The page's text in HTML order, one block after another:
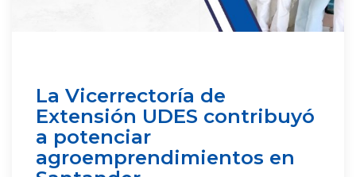
La Vicerrectoría de
Extensión UDES contribuyó
a potenciar
agroemprendimientos en